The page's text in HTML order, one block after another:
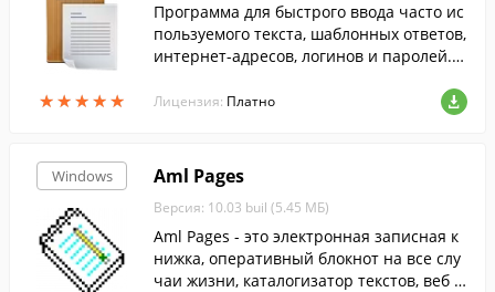
★★★★★
★★★★★
Программа для быстрого ввода часто ис
пользуемого текста, шаблонных ответов,
интернет-адресов, логинов и паролей. T
кст в любые приложения.
Лицензия: Платно
Windows Aml Pages
Версия: 10.03 buil (5.45 МБ)
Aml Pages - это электронная записная к
нижка, оперативный блокнот на все слу
чаи жизни, каталогизатор текстов, веб с